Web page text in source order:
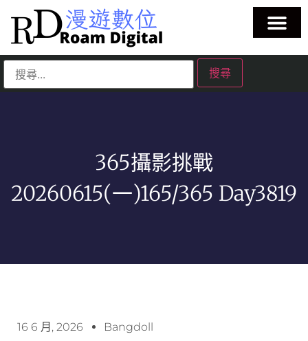
365攝影挑戰
20260615(一)165/365 Day3819
16 6 月, 2026 Bangdoll